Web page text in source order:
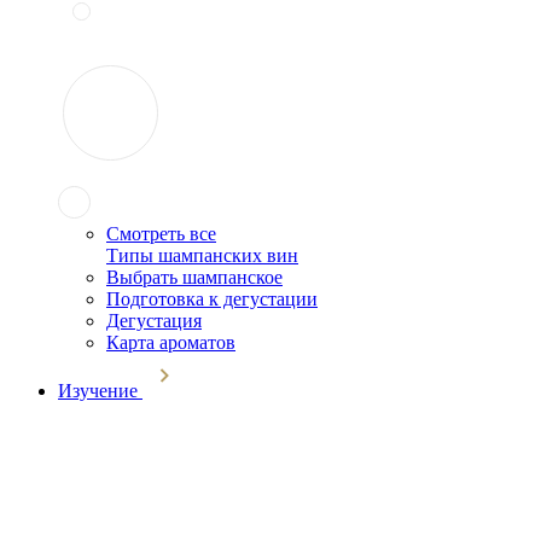
Смотреть все
Типы шампанских вин
Выбрать шампанское
Подготовка к дегустации
Дегустация
Карта ароматов
Изучение